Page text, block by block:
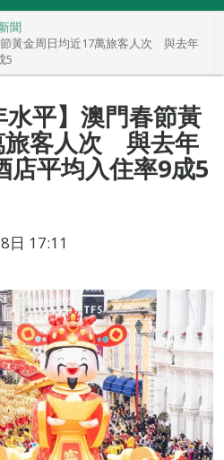
新聞
節黃金周日均近17萬旅客人次 與去年
5
水平】澳門春節黃
旅客人次 與去年
平均入住率9成5
日 17:11